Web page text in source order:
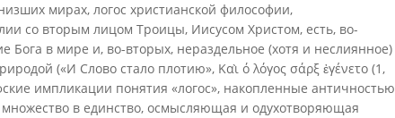
мирах, логос христианской философии,
со вторым лицом Троицы, Иисусом Христом, есть, во-
Бога в мире и, во-вторых, нераздельное (хотя и неслиянное)
(«И Слово стало плотию», Καὶ ό λόγος σάρξ ἐγένετο (1,
импликации понятия «логос», накопленные античностью
множество в единство, осмысляющая и одухотворяющая